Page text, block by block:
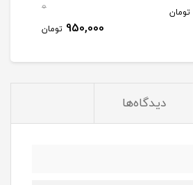
تومان 0
950,000 تومان
دیدگاه‌ها